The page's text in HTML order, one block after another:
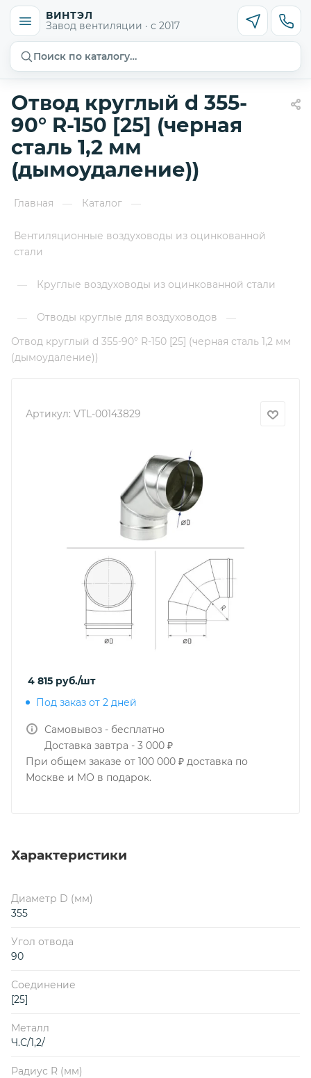
ВИНТЭЛ
Завод вентиляции · с 2017
Поиск по каталогу…
Отвод круглый d 355-
90° R-150 [25] (черная
сталь 1,2 мм
(дымоудаление))
Главная — Каталог —
Вентиляционные воздуховоды из оцинкованной
стали
— Круглые воздуховоды из оцинкованной стали
— Отводы круглые для воздуховодов
—
Отвод круглый d 355-90° R-150 [25] (черная сталь 1,2 мм
(дымоудаление))
Артикул: VTL-00143829
4 815 руб./шт
Под заказ от 2 дней
Самовывоз - бесплатно
Доставка завтра - 3 000 ₽
При общем заказе от 100 000 ₽ доставка по
Москве и МО в подарок.
Характеристики
Диаметр D (мм)
355
Угол отвода
90
Соединение
[25]
Металл
Ч.С/1,2/
Радиус R (мм)